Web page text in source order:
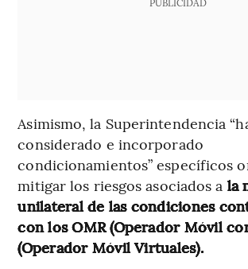
Asimismo, la Superintendencia
considerado e incorporado
condicionamientos” específicos
mitigar los riesgos asociados a la
unilateral de las condiciones
con los OMR (Operador Móvil
(Operador Móvil Virtuales).